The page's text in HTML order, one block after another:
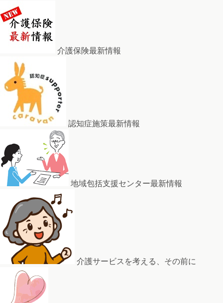
介護保険最新情報
認知症施策最新情報
地域包括支援センター最新情報
介護サービスを考える、その前に